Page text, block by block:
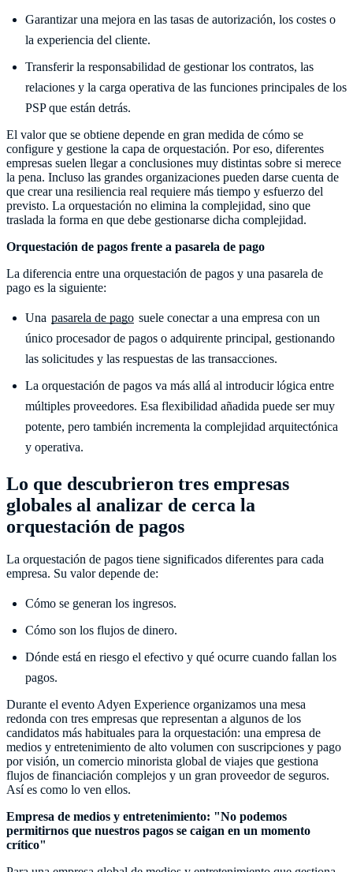
Garantizar una mejora en las tasas de autorización, los costes o
la experiencia del cliente.
Transferir la responsabilidad de gestionar los contratos, las
relaciones y la carga operativa de las funciones principales de los
PSP que están detrás.
El valor que se obtiene depende en gran medida de cómo se
configure y gestione la capa de orquestación. Por eso, diferentes
empresas suelen llegar a conclusiones muy distintas sobre si merece
la pena. Incluso las grandes organizaciones pueden darse cuenta de
que crear una resiliencia real requiere más tiempo y esfuerzo del
previsto. La orquestación no elimina la complejidad, sino que
traslada la forma en que debe gestionarse dicha complejidad.
Orquestación de pagos frente a pasarela de pago
La diferencia entre una orquestación de pagos y una pasarela de
pago es la siguiente:
Una pasarela de pago suele conectar a una empresa con un
único procesador de pagos o adquirente principal, gestionando
las solicitudes y las respuestas de las transacciones.
La orquestación de pagos va más allá al introducir lógica entre
múltiples proveedores. Esa flexibilidad añadida puede ser muy
potente, pero también incrementa la complejidad arquitectónica
y operativa.
Lo que descubrieron tres empresas
globales al analizar de cerca la
orquestación de pagos
La orquestación de pagos tiene significados diferentes para cada
empresa. Su valor depende de:
Cómo se generan los ingresos.
Cómo son los flujos de dinero.
Dónde está en riesgo el efectivo y qué ocurre cuando fallan los
pagos.
Durante el evento Adyen Experience organizamos una mesa
redonda con tres empresas que representan a algunos de los
candidatos más habituales para la orquestación: una empresa de
medios y entretenimiento de alto volumen con suscripciones y pago
por visión, un comercio minorista global de viajes que gestiona
flujos de financiación complejos y un gran proveedor de seguros.
Así es como lo ven ellos.
Empresa de medios y entretenimiento: "No podemos
permitirnos que nuestros pagos se caigan en un momento
crítico"